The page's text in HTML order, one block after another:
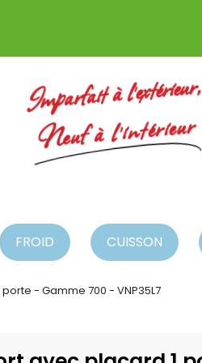
Imparfait à l'extérieur,
Neuf à l'intérieur
FROID CUISSON
- Gamme 700 - VNP35L7